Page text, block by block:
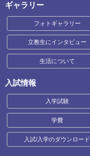
ギャラリー
フォトギャラリー
立教生にインタビュー
生活について
入試情報
入学試験
学費
入試/入学のダウンロード